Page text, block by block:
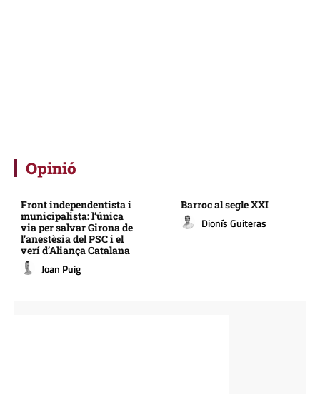
Opinió
Front independentista i
municipalista: l’única
via per salvar Girona de
l’anestèsia del PSC i el
verí d’Aliança Catalana
Joan Puig
Barroc al segle XXI
Dionís Guiteras